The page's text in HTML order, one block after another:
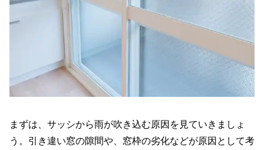
まずは、サッシから雨が吹き込む原因を見ていきましょ
う。引き違い窓の隙間や、窓枠の劣化などが原因として考